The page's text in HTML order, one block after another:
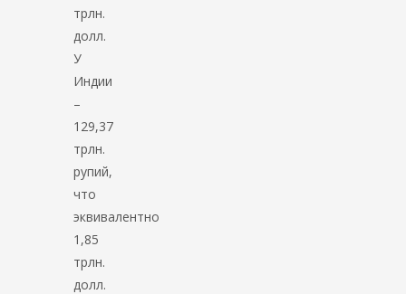
трлн.
долл.
У
Индии
–
129,37
трлн.
рупий,
что
эквивалентно
1,85
трлн.
долл.